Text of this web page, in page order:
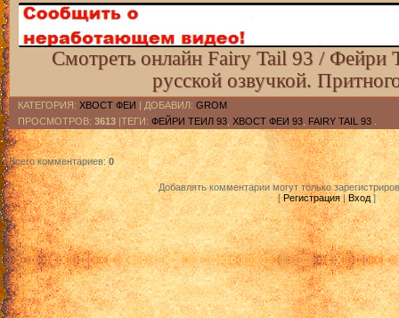
Смотреть серию с русскими
Смотреть онлайн Fairy Tail 93 / Фейри
русской озвучкой.
КАТЕГОРИЯ: ХВОСТ ФЕИ | ДОБАВИЛ: GROM
ПРОСМОТРОВ: 3613 |ТЕГИ: ФЕЙРИ ТЕИЛ 93 ХВОСТ ФЕИ 93 FAIRY TAIL 93
Всего комментариев:0
Добавлять комментарии могут только
[Регистрация|Вход]